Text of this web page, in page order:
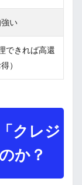
い
できれば高還
）
クレジ
か？